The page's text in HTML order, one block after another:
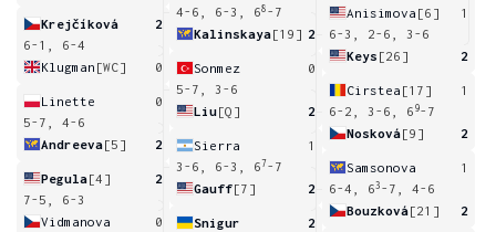
Krejčíková
2
6-1, 6-4
Klugman [WC] 0
Linette
0
5-7, 4-6
Andreeva[5] 2
Pegula[4]
2
7-5, 6-3
Vidmanova
0
4-6, 6-3, 68 -7
Kalinskaya[19] 2
Sonmez
0
5-7, 3-6
Liu[Q] 2
Sierra
1
3-6, 6-3, 67-7
Gauff[7] 2
Snigur
2
Anisimova [6]
1
6-3, 2-6, 3-6
Keys [26] 2
Cirstea [17]
1
6-2, 3-6, 6 9-7
Nosková[9] 2
Samsonova
1
6-4, 63 -7, 4-6
Bouzková[21] 2